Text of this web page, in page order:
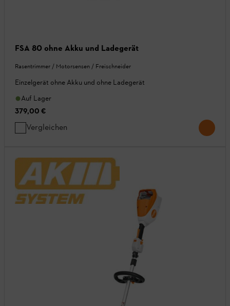
FSA 80 ohne Akku und Ladegerät
Rasentrimmer / Motorsensen / Freischneider
Einzelgerät ohne Akku und ohne Ladegerät
Auf Lager
379,00 €
Vergleichen